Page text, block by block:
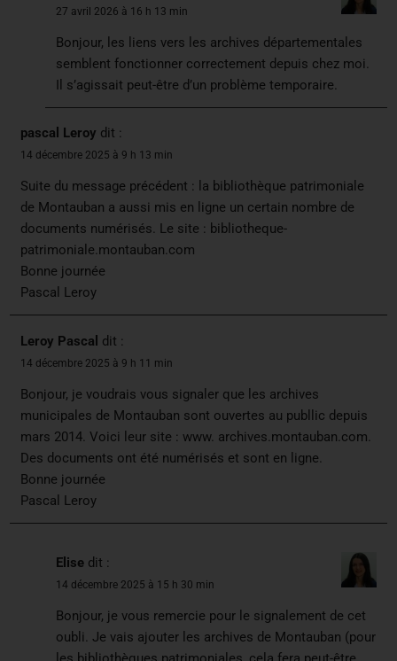
27 avril 2026 à 16 h 13 min
Bonjour, les liens vers les archives départementales
semblent fonctionner correctement depuis chez moi.
Il s’agissait peut-être d’un problème temporaire.
pascal Leroy dit :
14 décembre 2025 à 9 h 13 min
Suite du message précédent : la bibliothèque patrimoniale
de Montauban a aussi mis en ligne un certain nombre de
documents numérisés. Le site : bibliotheque-
patrimoniale.montauban.com
Bonne journée
Pascal Leroy
Leroy Pascal dit :
14 décembre 2025 à 9 h 11 min
Bonjour, je voudrais vous signaler que les archives
municipales de Montauban sont ouvertes au publlic depuis
mars 2014. Voici leur site : www. archives.montauban.com.
Des documents ont été numérisés et sont en ligne.
Bonne journée
Pascal Leroy
Elise dit :
14 décembre 2025 à 15 h 30 min
Bonjour, je vous remercie pour le signalement de cet
oubli. Je vais ajouter les archives de Montauban (pour